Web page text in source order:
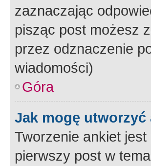
zaznaczając
pisząc post możesz
przez odznaczenie
wiadomości)
Góra
Jak mogę utworzyć
Tworzenie ankiet
pierwszy post w